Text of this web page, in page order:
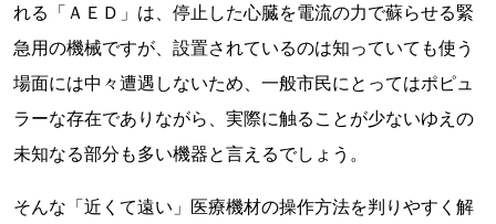
れる「ＡＥＤ」は、停止した心臓を電流の力で蘇らせる緊
急用の機械ですが、設置されているのは知っていても使う
場面には中々遭遇しないため、一般市民にとってはポピュ
ラーな存在でありながら、実際に触ることが少ないゆえの
未知なる部分も多い機器と言えるでしょう。
そんな「近くて遠い」医療機材の操作方法を判りやすく解